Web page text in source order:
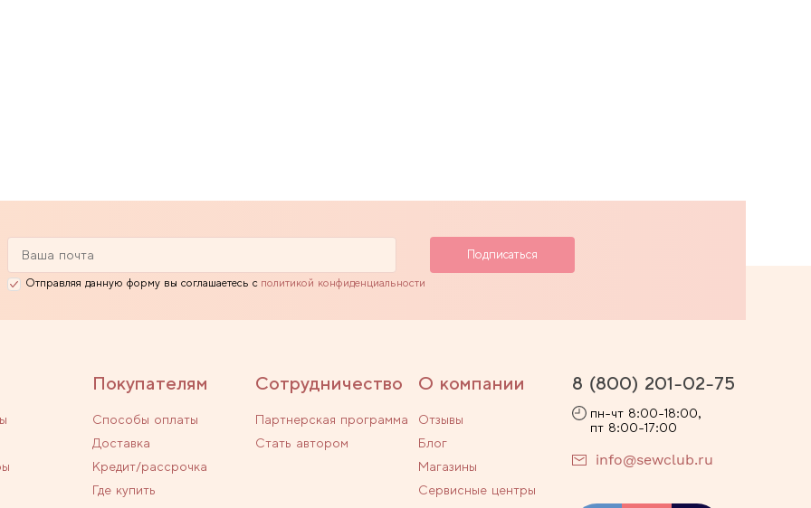
Отправляя данную форму вы соглашаетесь с политикой конфиденциальности
Покупателям
Способы оплаты
Доставка
Кредит/рассрочка
Где купить
Сотрудничество
Партнерская программа
Стать автором
О компании
Отзывы
Блог
Магазины
Сервисные центры
8 (800) 201-02-75
пн-чт 8:00-18:00,
пт 8:00-17:00
info@sewclub.ru